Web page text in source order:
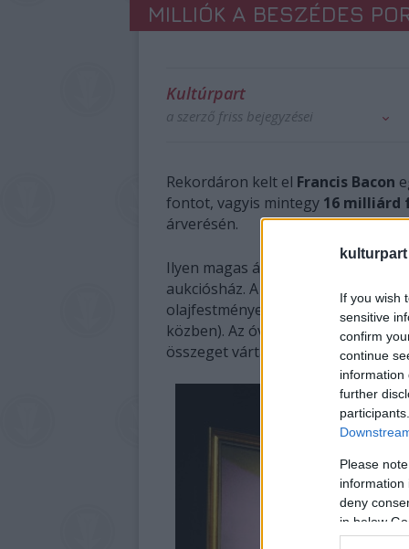
kulturpart
If you wish
sensitive
confirm
continue
information
further
Please
information
deny
in below
MILLIÓK A BESZÉDES
Kultúrpart
a szerző friss bejegyzései
Rekordáron kelt el Francis Bacon
fontot, vagyis mintegy 16 milliárd
árverésén.
Ilyen magas árat Európában még
aukciósház. A szóban forgó
olajfestménye, címe:
Portrait of
közben). Az óvatos előzetes
összeget vártak a műért.